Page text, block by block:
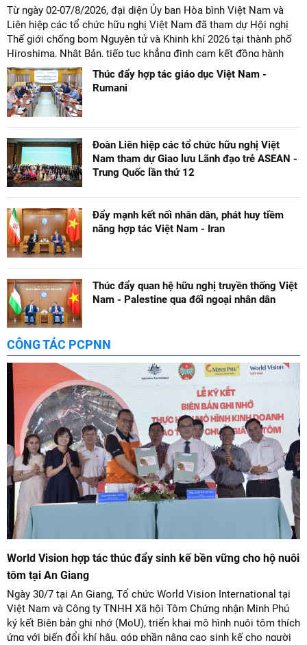
Từ ngày 02-07/8/2026, đại diện Ủy ban Hòa bình Việt Nam và
Liên hiệp các tổ chức hữu nghị Việt Nam đã tham dự Hội nghị
Thế giới chống bom Nguyên tử và Khinh khí 2026 tại thành phố
Hiroshima, Nhật Bản, tiếp tục khẳng định cam kết đồng hành
cùng với phong trào hoà bình của nhân dân Nhật Bản và thế giới
ủng hộ giải trừ vũ khí hạt nhân của Việt Nam.
Thúc đẩy hợp tác giáo dục Việt Nam -
Rumani
Đoàn Liên hiệp các tổ chức hữu nghị Việt
Nam tham dự Giao lưu Lãnh đạo trẻ ASEAN -
Trung Quốc lần thứ 12
Đẩy mạnh kết nối nhân dân, phát huy tiềm
năng hợp tác Việt Nam - Iran
Thúc đẩy quan hệ hữu nghị truyền thống Việt
Nam - Palestine qua đối ngoại nhân dân
CÔNG TÁC PCPNN
World Vision hợp tác thúc đẩy sinh kế bền vững cho hộ nuôi
tôm tại An Giang
Ngày 30/7 tại An Giang, Tổ chức World Vision International tại
Việt Nam và Công ty TNHH Xã hội Tôm Chứng nhận Minh Phú
ký kết Biên bản ghi nhớ (MoU), triển khai mô hình nuôi tôm thích
ứng với biến đổi khí hậu, góp phần nâng cao sinh kế cho người